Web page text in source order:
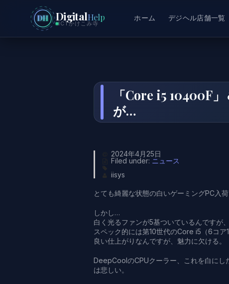
DH DigitalHelp
ICTかけこみ寺
ホーム デジヘル店舗一覧
「Core i5 10400F
が…
2024年4月25日
Filed under: ニュース
iisys
とても綺麗な状態の白いゲーミングPC入荷
しかし…
白く光るファンが5基ついているんですが
スペック的には第10世代のCore i5（6コ
良い仕上がりなんですが、魅力に欠ける。
DeepCoolのCPUクーラー、これを白にし
は悲しい。